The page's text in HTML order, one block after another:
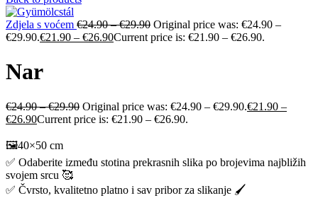
Zdjela s voćem €24.90–€29.90 Original price was: €24.90 –
€29.90.€21.90 – €26.90Current price is: €21.90 – €26.90.
Nar
€24.90–€29.90 Original price was: €24.90 – €29.90.€21.90 –
€26.90Current price is: €21.90 – €26.90.
🖼️40×50 cm
✅ Odaberite između stotina prekrasnih slika po brojevima najbližih
svojem srcu 🥰
✅ Čvrsto, kvalitetno platno i sav pribor za slikanje 🖌️